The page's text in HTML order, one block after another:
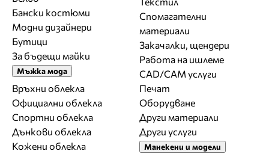
Бански костюми
Модни дизайнери
Бутици
За бъдещи майки
Мъжка мода
Връхни облекла
Официални облекла
Спортни облекла
Дънкови облекла
Кожени облекла
Спомагателни
материали
Закачалки, щендери
Работа на ишлеме
CAD/CAM услуги
Печат
Оборудване
Други материали
Други услуги
Манекени и модели